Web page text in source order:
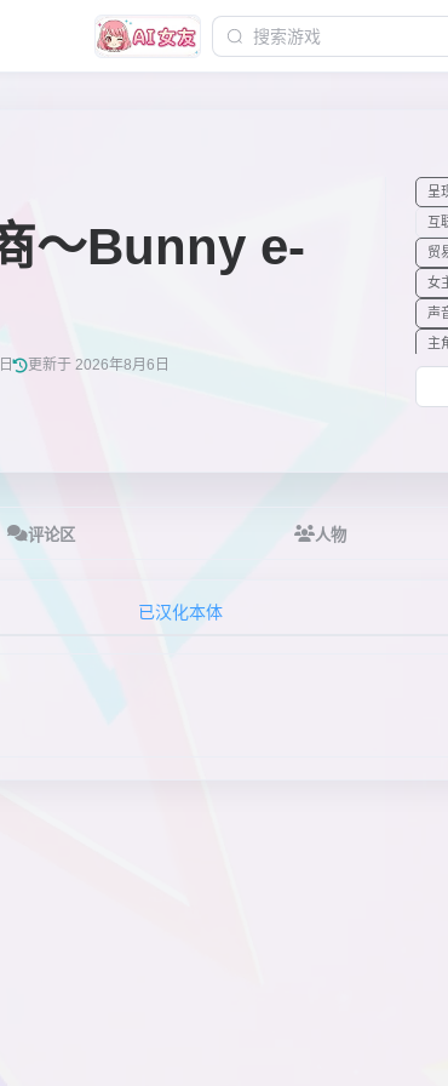
～Bunny e-
更新于 2026年8月6日
呈
互
贸
女
声
主
评论区 人物
已汉化本体